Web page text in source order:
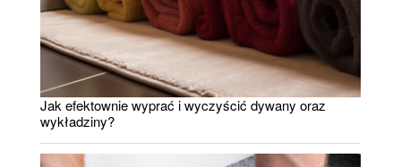
Jak efektownie wyprać i wyczyścić dywany oraz
wykładziny?